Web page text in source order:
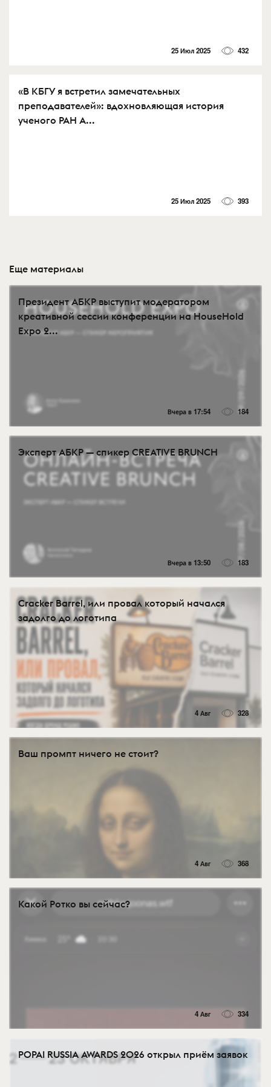
25 Июл 2025 432
«В КБГУ я встретил замечательных
преподавателей»: вдохновляющая история
ученого РАН А...
25 Июл 2025 393
Еще материалы
Президент АБКР выступит модератором
креативной сессии конференции на HouseHold
Expo 2...
Вчера в 17:54 184
Эксперт АБКР — спикер CREATIVE BRUNCH
Вчера в 13:50 183
Cracker Barrel, или провал который начался
задолго до логотипа
4 Авг 328
Ваш промпт ничего не стоит?
4 Авг 368
Какой Ротко вы сейчас?
4 Авг 334
POPAI RUSSIA AWARDS 2026 открыл приём заявок